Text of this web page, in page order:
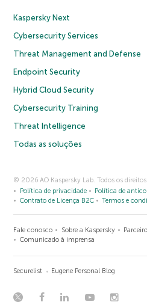
Kaspersky Next
Cybersecurity Services
Threat Management and Defense
Endpoint Security
Hybrid Cloud Security
Cybersecurity Training
Threat Intelligence
Todas as soluções
© 2026 AO Kaspersky Lab. Todos os direitos
Política de privacidade
Política de
Contrato de Licença B2C
Termos e
Fale conosco Sobre a Kaspersky
Comunicado à imprensa
Securelist Eugene Personal Blog